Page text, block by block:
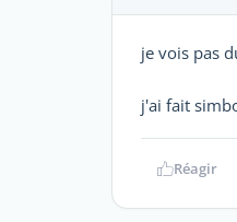
je vois pas
j'ai fait
Réagir